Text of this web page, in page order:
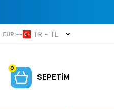
EUR:-- TR − TL
0
SEPETIM